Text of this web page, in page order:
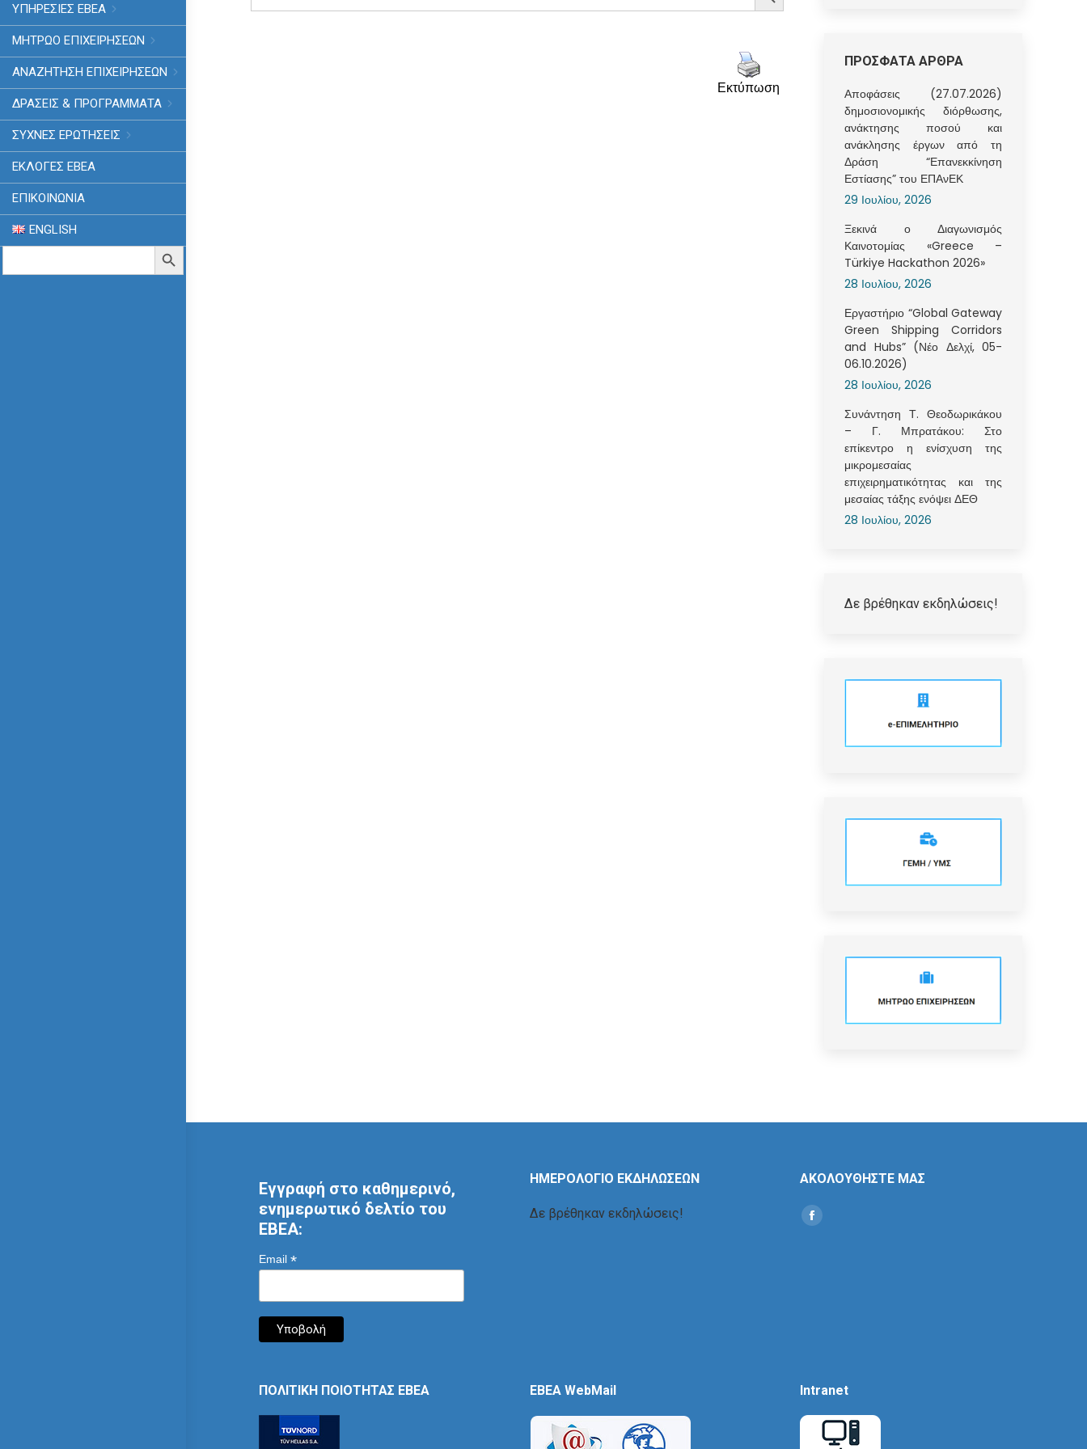
ΥΠΗΡΕΣΙΕΣ ΕΒΕΑ
ΜΗΤΡΩΟ ΕΠΙΧΕΙΡΗΣΕΩΝ
ΑΝΑΖΗΤΗΣΗ ΕΠΙΧΕΙΡΗΣΕΩΝ
ΔΡΑΣΕΙΣ & ΠΡΟΓΡΑΜΜΑΤΑ
ΣΥΧΝΕΣ ΕΡΩΤΗΣΕΙΣ
ΕΚΛΟΓΈΣ ΕΒΕΑ
ΕΠΙΚΟΙΝΩΝΙΑ
ENGLISH
Search
Search Button
Εκτύπωση
ΠΡΟΣΦΑΤΑ ΑΡΘΡΑ
Αποφάσεις (27.07.2026)
δημοσιονομικής διόρθωσης,
ανάκτησης ποσού και
ανάκλησης έργων από τη
Δράση “Επανεκκίνηση
Εστίασης” του ΕΠΑνΕΚ
29 Ιουλίου, 2026
Ξεκινά ο Διαγωνισμός
Καινοτομίας «Greece –
Türkiye Hackathon 2026»
28 Ιουλίου, 2026
Εργαστήριο “Global Gateway
Green Shipping Corridors
and Hubs” (Νέο Δελχί, 05-
06.10.2026)
28 Ιουλίου, 2026
Συνάντηση Τ. Θεοδωρικάκου
– Γ. Μπρατάκου: Στο
επίκεντρο η ενίσχυση της
μικρομεσαίας
επιχειρηματικότητας και της
μεσαίας τάξης ενόψει ΔΕΘ
28 Ιουλίου, 2026
Δε βρέθηκαν εκδηλώσεις!
Εγγραφή στο καθημερινό,
ενημερωτικό δελτίο του
ΕΒΕΑ:
Email *
ΗΜΕΡΟΛΟΓΙΟ ΕΚΔΗΛΩΣΕΩΝ
Δε βρέθηκαν εκδηλώσεις!
ΑΚΟΛΟΥΘΗΣΤΕ ΜΑΣ
Find us on:
Social
ΠΟΛΙΤΙΚΗ ΠΟΙΟΤΗΤΑΣ ΕΒΕΑ EBEA WebMail Intranet